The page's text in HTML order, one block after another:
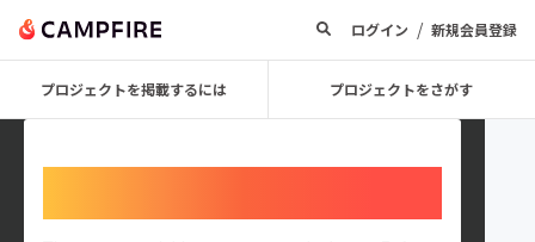
ログイン / 新規会員登録
プロジェクトを掲載するには プロジェクトをさがす